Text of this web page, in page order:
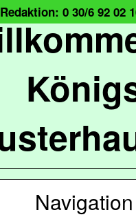
0 30/6 92 02
Navigation